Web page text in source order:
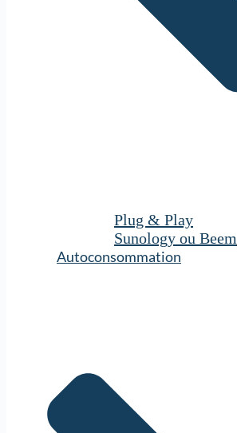
Plug & Play
Sunology ou Beem
Autoconsommation